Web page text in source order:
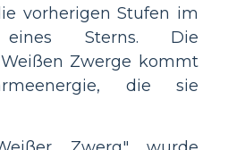
vorherigen Stufen im
eines Sterns. Die
Zwerge kommt
die sie